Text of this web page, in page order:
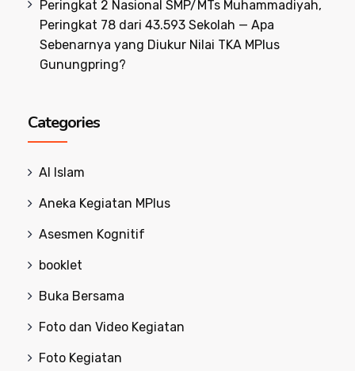
Peringkat 2 Nasional SMP/MTs Muhammadiyah,
Peringkat 78 dari 43.593 Sekolah — Apa
Sebenarnya yang Diukur Nilai TKA MPlus
Gunungpring?
Categories
Al Islam
Aneka Kegiatan MPlus
Asesmen Kognitif
booklet
Buka Bersama
Foto dan Video Kegiatan
Foto Kegiatan